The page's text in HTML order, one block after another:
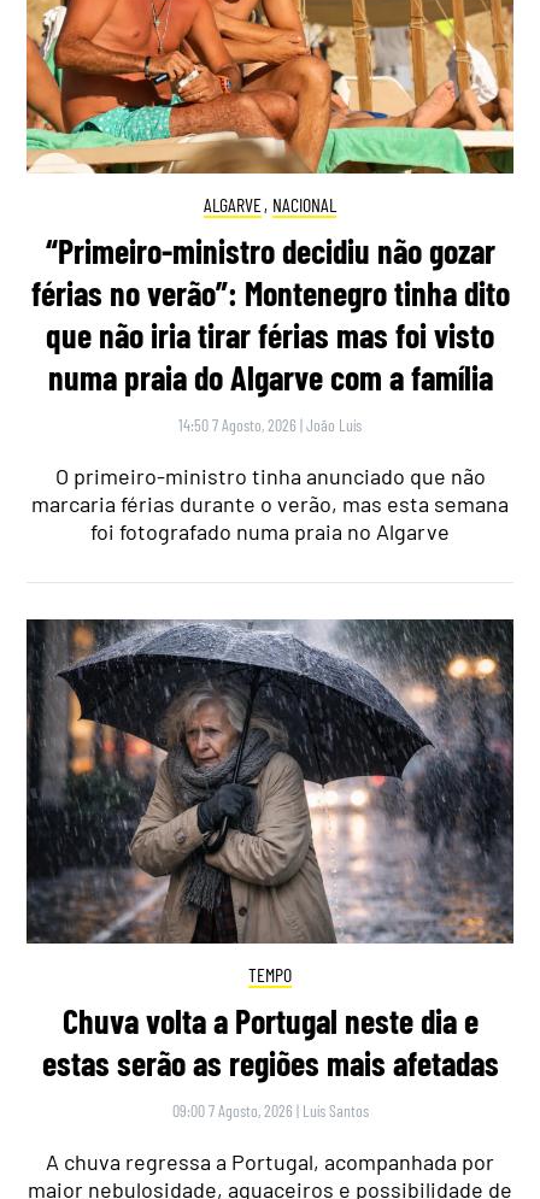
ALGARVE, NACIONAL
“Primeiro-ministro decidiu não gozar
férias no verão”: Montenegro tinha dito
que não iria tirar férias mas foi visto
numa praia do Algarve com a família
14:50 7 Agosto, 2026 |João Luís
O primeiro-ministro tinha anunciado que não
marcaria férias durante o verão, mas esta semana
foi fotografado numa praia no Algarve
TEMPO
Chuva volta a Portugal neste dia e
estas serão as regiões mais afetadas
09:00 7 Agosto, 2026 | Luís Santos
A chuva regressa a Portugal, acompanhada por
maior nebulosidade, aguaceiros e possibilidade de